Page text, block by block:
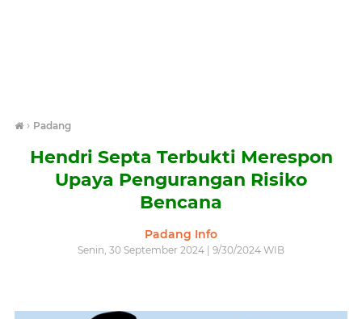
› Padang
Hendri Septa Terbukti Merespon
Upaya Pengurangan Risiko
Bencana
Padang Info
Senin, 30 September 2024 | 9/30/2024 WIB